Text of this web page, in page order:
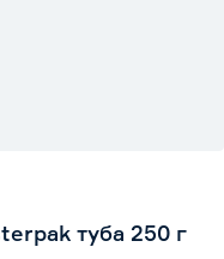
туба 250 г